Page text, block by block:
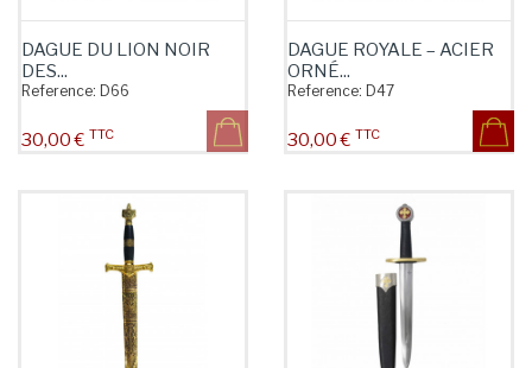
DAGUE DU LION NOIR
DES...
Reference: D66
Prix
30,00 € TTC
DAGUE ROYALE – ACIER
ORNÉ...
Reference: D47
Prix
30,00 € TTC